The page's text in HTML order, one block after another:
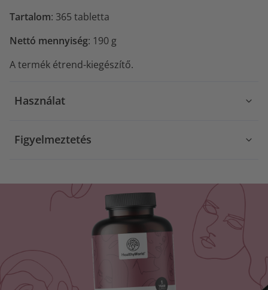
Tartalom: 365 tabletta
Nettó mennyiség: 190 g
A termék étrend-kiegészítő.
Használat
Figyelmeztetés